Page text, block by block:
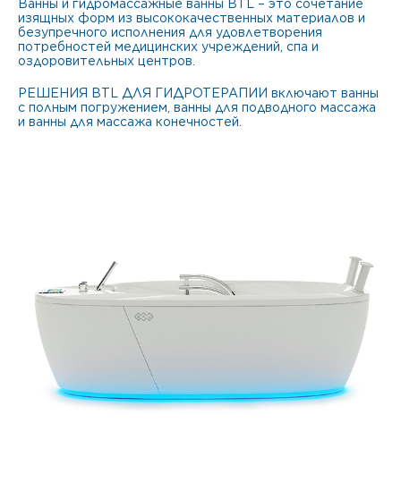
Ванны и гидромассажные ванны BTL – это сочетание
изящных форм из высококачественных материалов и
безупречного исполнения для удовлетворения
потребностей медицинских учреждений, спа и
оздоровительных центров.
РЕШЕНИЯ BTL ДЛЯ ГИДРОТЕРАПИИ включают ванны
с полным погружением, ванны для подводного массажа
и ванны для массажа конечностей.